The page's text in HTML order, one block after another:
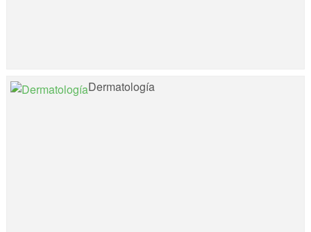
Dermatología